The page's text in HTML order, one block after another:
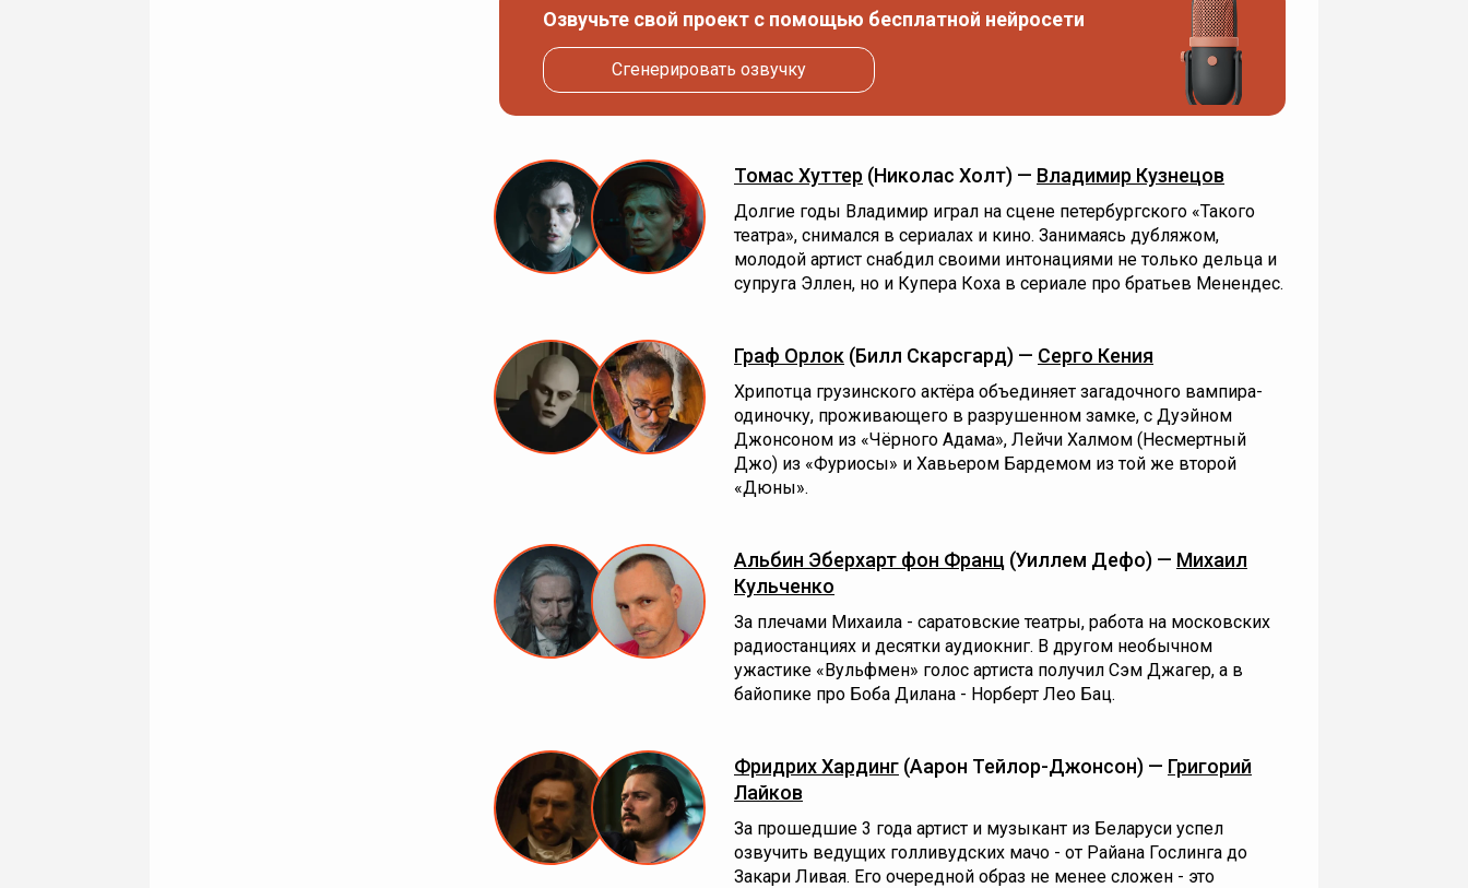
Озвучьте свой проект с помощью бесплатной нейросети
Сгенерировать озвучку
Томас Хуттер (Николас Холт) — Владимир Кузнецов
Долгие годы Владимир играл на сцене петербургского «Такого
театра», снимался в сериалах и кино. Занимаясь дубляжом,
молодой артист снабдил своими интонациями не только дельца и
супруга Эллен, но и Купера Коха в сериале про братьев Менендес.
Граф Орлок (Билл Скарсгард) — Серго Кения
Хрипотца грузинского актёра объединяет загадочного вампира-
одиночку, проживающего в разрушенном замке, с Дуэйном
Джонсоном из «Чёрного Адама», Лейчи Халмом (Несмертный
Джо) из «Фуриосы» и Хавьером Бардемом из той же второй
«Дюны».
Альбин Эберхарт фон Франц (Уиллем Дефо) — Михаил
Кульченко
За плечами Михаила - саратовские театры, работа на московских
радиостанциях и десятки аудиокниг. В другом необычном
ужастике «Вульфмен» голос артиста получил Сэм Джагер, а в
байопике про Боба Дилана - Норберт Лео Бац.
Фридрих Хардинг (Аарон Тейлор-Джонсон) — Григорий
Лайков
За прошедшие 3 года артист и музыкант из Беларуси успел
озвучить ведущих голливудских мачо - от Райана Гослинга до
Закари Ливая. Его очередной образ не менее сложен - это